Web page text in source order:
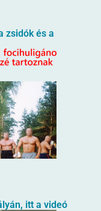
zsidók és a
itt a videó